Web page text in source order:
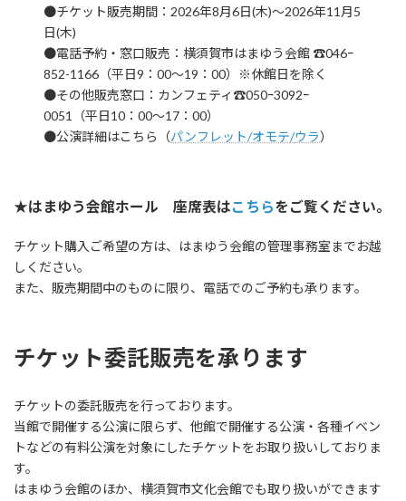
●チケット販売期間：2026年8月6日(木)～2026年11月5
日(木)
●電話予約・窓口販売：横須賀市はまゆう会館 ☎046ｰ
852-1166（平日9：00～19：00）※休館日を除く
●その他販売窓口：カンフェティ☎050ｰ3092ｰ
0051（平日10：00～17：00）
●公演詳細はこちら（パンフレット/オモテ/ウラ）
★はまゆう会館ホール 座席表はこちらをご覧ください。
チケット購入ご希望の方は、はまゆう会館の管理事務室までお越
しください。
また、販売期間中のものに限り、電話でのご予約も承ります。
チケット委託販売を承ります
チケットの委託販売を行っております。
当館で開催する公演に限らず、他館で開催する公演・各種イベン
トなどの有料公演を対象にしたチケットをお取り扱いしておりま
す。
はまゆう会館のほか、横須賀市文化会館でも取り扱いができます